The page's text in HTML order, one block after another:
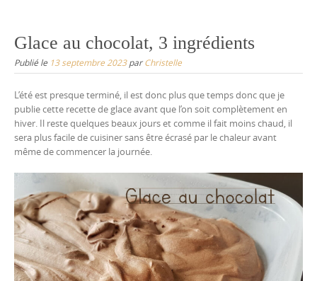
Glace au chocolat, 3 ingrédients
Publié le 13 septembre 2023parChristelle
L’été est presque terminé, il est donc plus que temps donc que je
publie cette recette de glace avant que l’on soit complètement en
hiver. Il reste quelques beaux jours et comme il fait moins chaud, il
sera plus facile de cuisiner sans être écrasé par le chaleur avant
même de commencer la journée.